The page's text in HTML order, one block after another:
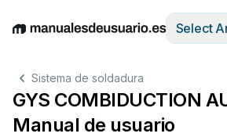
EnglishDeutschEspañolItaliano
Select
Sistema de soldadura
GYS COMBIDUCTION
Manual de usuario